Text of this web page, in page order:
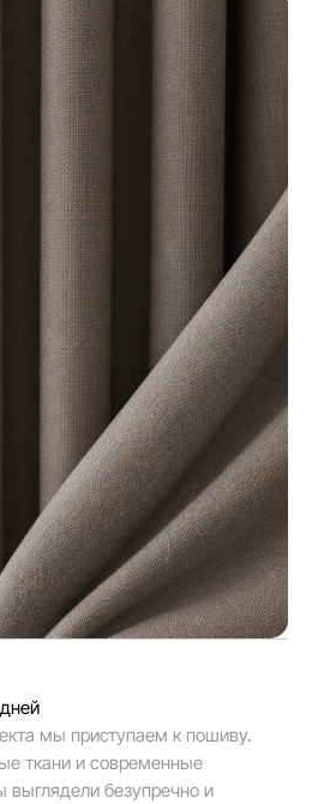
мы приступаем к пошиву.
ткани и современные
выглядели безупречно и